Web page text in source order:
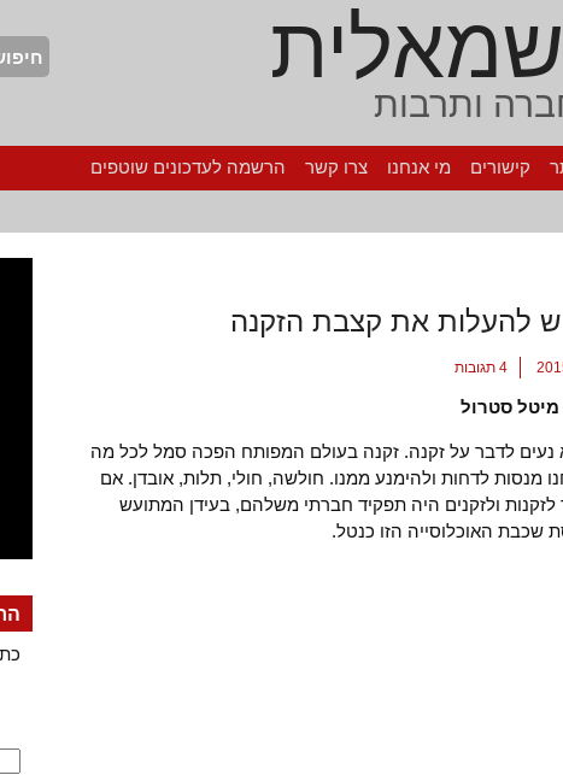
ותרבות
קישורים מי אנחנו צרו קשר הרשמה לעדכונים שוטפים
להעלות את קצבת הזקנה
4 תגובות
סטרול
נעים לדבר על זקנה. זקנה בעולם המפותח הפכה סמל לכל מה
מנסות לדחות ולהימנע ממנו. חולשה, חולי, תלות, אובדן. אם
ולזקנים היה תפקיד חברתי משלהם, בעידן המתועש
שכבת האוכלוסייה הזו כנטל.